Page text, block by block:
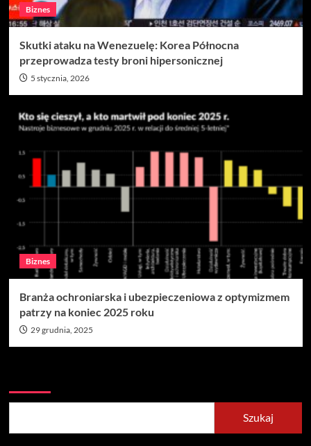
Biznes
Skutki ataku na Wenezuelę: Korea Północna
przeprowadza testy broni hipersonicznej
5 stycznia, 2026
Biznes
Branża ochroniarska i ubezpieczeniowa z optymizmem
patrzy na koniec 2025 roku
29 grudnia, 2025
Szukaj